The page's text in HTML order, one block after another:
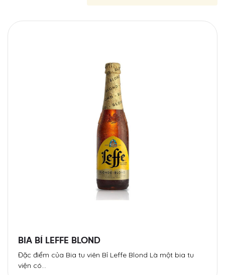
BIA BỈ LEFFE BLOND
Đặc điểm của Bia tu viên Bỉ Leffe Blond Là một bia tu
viện có…